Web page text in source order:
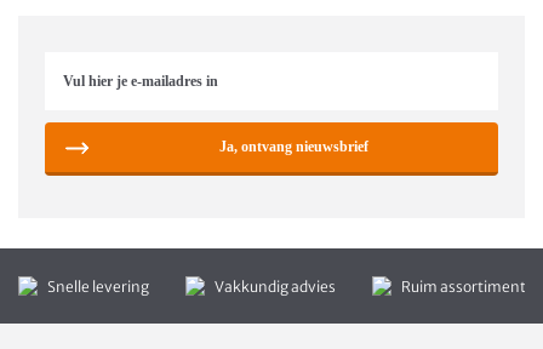
Ja, ontvang nieuwsbrief
Snelle levering Vakkundig advies Ruim assortiment